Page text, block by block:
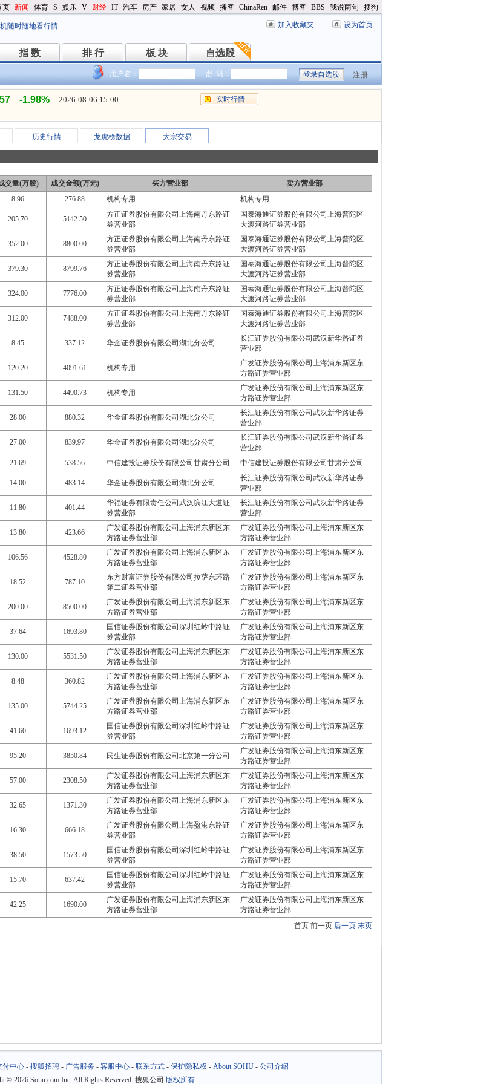
页-新闻 -体育-S -娱乐-V- 财经-IT-汽车- 房产-家居-女人 -视频-播客-ChinaRen-邮件-博客-BBS -我说两句 -搜狗
随时随地看行情 加入收藏夹 设为首页
指 数
指 数 排 行
排 行 板 块
板 块 自选股
自选股
用户名： 密 码： 注册
-1.98% 2026-08-06 15:00 实时行情
历史行情 龙虎榜数据 大宗交易
交量(万股) 成交金额(万元) 买方营业部
卖方营业部
8.96 276.88 机构专用 机构专用
205.70 5142.50
方正证券股份有限公司上海南丹东路证
券营业部
国泰海通证券股份有限公司上海普陀区
大渡河路证券营业部
352.00 8800.00
方正证券股份有限公司上海南丹东路证
券营业部
国泰海通证券股份有限公司上海普陀区
大渡河路证券营业部
379.30 8799.76
方正证券股份有限公司上海南丹东路证
券营业部
国泰海通证券股份有限公司上海普陀区
大渡河路证券营业部
324.00 7776.00
方正证券股份有限公司上海南丹东路证
券营业部
国泰海通证券股份有限公司上海普陀区
大渡河路证券营业部
312.00 7488.00
方正证券股份有限公司上海南丹东路证
券营业部
国泰海通证券股份有限公司上海普陀区
大渡河路证券营业部
8.45 337.12 华金证券股份有限公司湖北分公司
长江证券股份有限公司武汉新华路证券
营业部
120.20 4091.61 机构专用
广发证券股份有限公司上海浦东新区东
方路证券营业部
131.50 4490.73 机构专用
广发证券股份有限公司上海浦东新区东
方路证券营业部
28.00 880.32 华金证券股份有限公司湖北分公司
长江证券股份有限公司武汉新华路证券
营业部
27.00 839.97 华金证券股份有限公司湖北分公司
长江证券股份有限公司武汉新华路证券
营业部
21.69 538.56 中信建投证券股份有限公司甘肃分公司 中信建投证券股份有限公司甘肃分公司
14.00 483.14 华金证券股份有限公司湖北分公司
长江证券股份有限公司武汉新华路证券
营业部
11.80 401.44
华福证券有限责任公司武汉滨江大道证
券营业部
长江证券股份有限公司武汉新华路证券
营业部
13.80 423.66
广发证券股份有限公司上海浦东新区东
方路证券营业部
广发证券股份有限公司上海浦东新区东
方路证券营业部
106.56 4528.80
广发证券股份有限公司上海浦东新区东
方路证券营业部
广发证券股份有限公司上海浦东新区东
方路证券营业部
18.52 787.10
东方财富证券股份有限公司拉萨东环路
第二证券营业部
广发证券股份有限公司上海浦东新区东
方路证券营业部
200.00 8500.00
广发证券股份有限公司上海浦东新区东
方路证券营业部
广发证券股份有限公司上海浦东新区东
方路证券营业部
37.64 1693.80
国信证券股份有限公司深圳红岭中路证
券营业部
广发证券股份有限公司上海浦东新区东
方路证券营业部
130.00 5531.50
广发证券股份有限公司上海浦东新区东
方路证券营业部
广发证券股份有限公司上海浦东新区东
方路证券营业部
8.48 360.82
广发证券股份有限公司上海浦东新区东
方路证券营业部
广发证券股份有限公司上海浦东新区东
方路证券营业部
135.00 5744.25
广发证券股份有限公司上海浦东新区东
方路证券营业部
广发证券股份有限公司上海浦东新区东
方路证券营业部
41.60 1693.12
国信证券股份有限公司深圳红岭中路证
券营业部
广发证券股份有限公司上海浦东新区东
方路证券营业部
95.20 3850.84 民生证券股份有限公司北京第一分公司
广发证券股份有限公司上海浦东新区东
方路证券营业部
57.00 2308.50
广发证券股份有限公司上海浦东新区东
方路证券营业部
广发证券股份有限公司上海浦东新区东
方路证券营业部
32.65 1371.30
广发证券股份有限公司上海浦东新区东
方路证券营业部
广发证券股份有限公司上海浦东新区东
方路证券营业部
16.30 666.18
广发证券股份有限公司上海盈港东路证
券营业部
广发证券股份有限公司上海浦东新区东
方路证券营业部
38.50 1573.50
国信证券股份有限公司深圳红岭中路证
券营业部
广发证券股份有限公司上海浦东新区东
方路证券营业部
15.70 637.42
国信证券股份有限公司深圳红岭中路证
券营业部
广发证券股份有限公司上海浦东新区东
方路证券营业部
42.25 1690.00
广发证券股份有限公司上海浦东新区东
方路证券营业部
广发证券股份有限公司上海浦东新区东
方路证券营业部
首页 前一页 后一页 末页
付中心- 搜狐招聘- 广告服务- 客服中心- 联系方式- 保护隐私权 - About SOHU- 公司介绍
© 2026 Sohu.com Inc. All Rights Reserved. 搜狐公司 版权所有